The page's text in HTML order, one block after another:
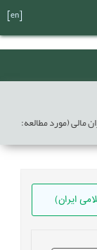
مالی (مورد مطالعه:
ایران)